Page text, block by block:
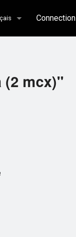
Connection
(2 mcx)"